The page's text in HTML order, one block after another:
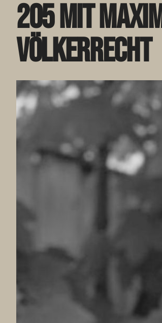
205 mit
Völkerrecht